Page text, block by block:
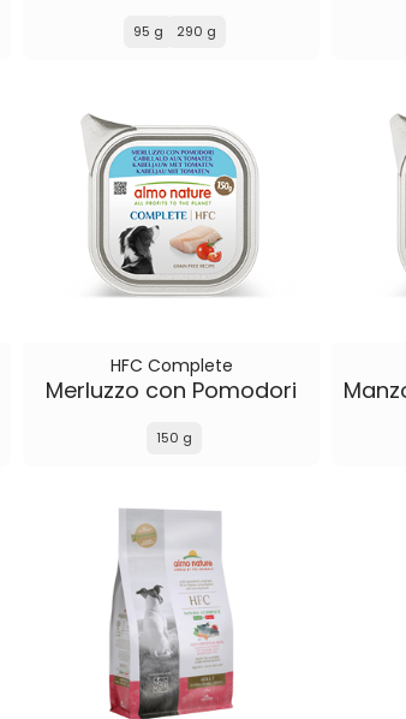
95 g 290 g
HFC Complete
Merluzzo con Pomodori
150 g